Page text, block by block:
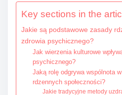
Key sections in the
Jakie są podstawowe zasady
zdrowia psychicznego?
Jak wierzenia kulturowe
psychicznego?
Jaką rolę odgrywa wspólnota
rdzennych społeczności?
Jakie tradycyjne metody